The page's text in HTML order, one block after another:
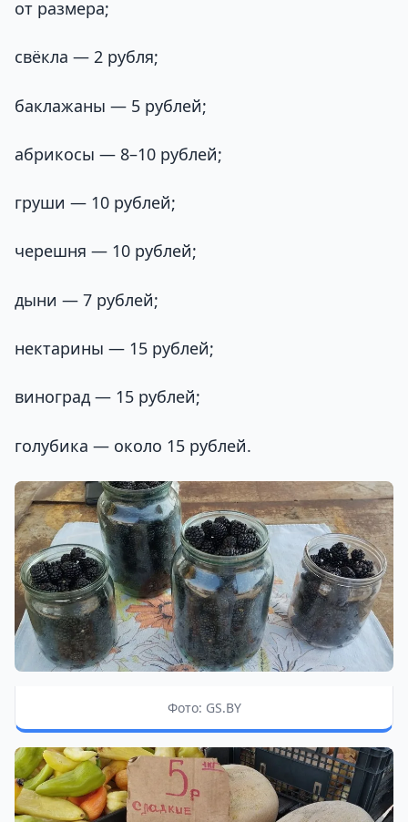
от размера;
свёкла — 2 рубля;
баклажаны — 5 рублей;
абрикосы — 8–10 рублей;
груши — 10 рублей;
черешня — 10 рублей;
дыни — 7 рублей;
нектарины — 15 рублей;
виноград — 15 рублей;
голубика — около 15 рублей.
Фото: GS.BY